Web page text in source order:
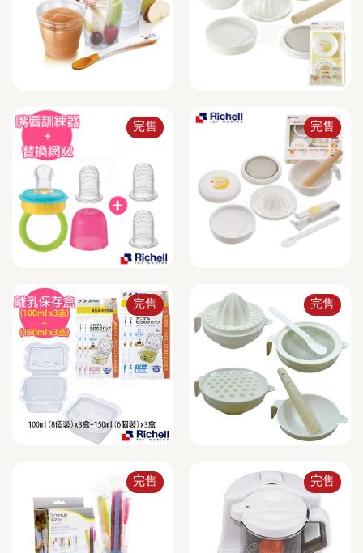
完售 完售
完售 完售
完售 完售